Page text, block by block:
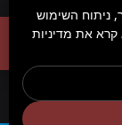
באתר זה תחליף להוועצות עם
בעלון לצרכן לפני
ואופן השימוש,
ניתוח השימוש
את מדיניות